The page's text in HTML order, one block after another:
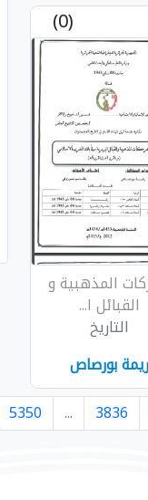
(0)
المذهبية و
القبائل ا...
التاريخ
ريمة بورصاص
3836
...
5350